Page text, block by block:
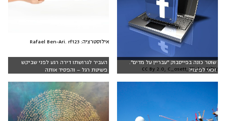
שוטר כונה בפייסבוק "עבריין על מדים".
זכאי לפיצוי?
צילום: CC By 2.0, C_osett, Flickr
העביר לגרושתו דירה רגע לפני שביקש
פשיטת רגל – והפסיד אותה
אילוסטרציה: Rafael Ben-Ari. rf123